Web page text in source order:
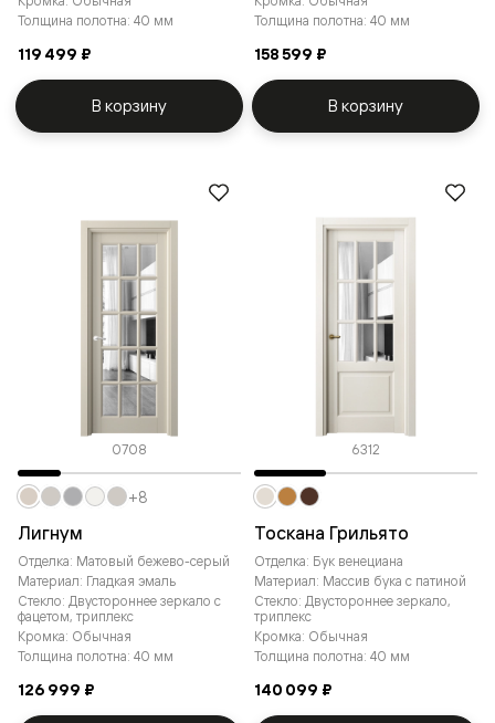
Толщина полотна: 40 мм
119 499 ₽
В корзину
Толщина полотна: 40 мм
158 599 ₽
В корзину
0708
Лигнум
Отделка: Матовый бежево-серый
Материал: Гладкая эмаль
Стекло: Двустороннее зеркало с
фацетом, триплекс
Кромка: Обычная
Толщина полотна: 40 мм
126 999 ₽
+8
6312
Тоскана Грильято
Отделка: Бук венециана
Материал: Массив бука с патиной
Стекло: Двустороннее зеркало,
триплекс
Кромка: Обычная
Толщина полотна: 40 мм
140 099 ₽